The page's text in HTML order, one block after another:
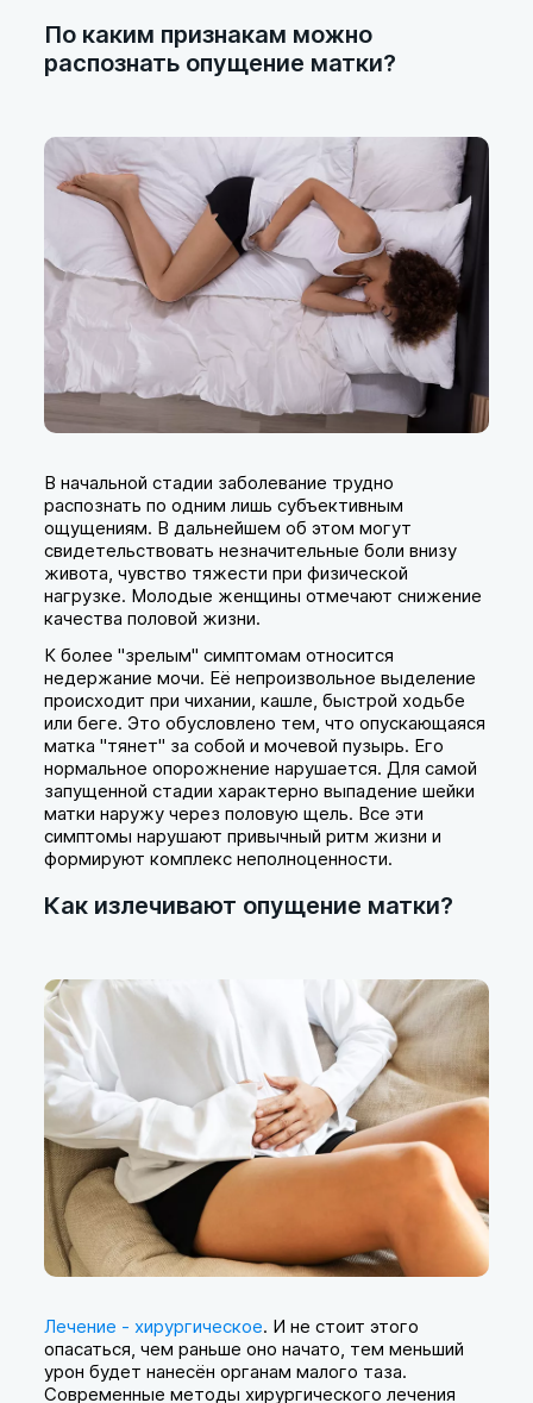
По каким признакам можно
распознать опущение матки?
В начальной стадии заболевание трудно
распознать по одним лишь субъективным
ощущениям. В дальнейшем об этом могут
свидетельствовать незначительные боли внизу
живота, чувство тяжести при физической
нагрузке. Молодые женщины отмечают снижение
качества половой жизни.
К более "зрелым" симптомам относится
недержание мочи. Её непроизвольное выделение
происходит при чихании, кашле, быстрой ходьбе
или беге. Это обусловлено тем, что опускающаяся
матка "тянет" за собой и мочевой пузырь. Его
нормальное опорожнение нарушается. Для самой
запущенной стадии характерно выпадение шейки
матки наружу через половую щель. Все эти
симптомы нарушают привычный ритм жизни и
формируют комплекс неполноценности.
Как излечивают опущение матки?
Лечение - хирургическое. И не стоит этого
опасаться, чем раньше оно начато, тем меньший
урон будет нанесён органам малого таза.
Современные методы хирургического лечения